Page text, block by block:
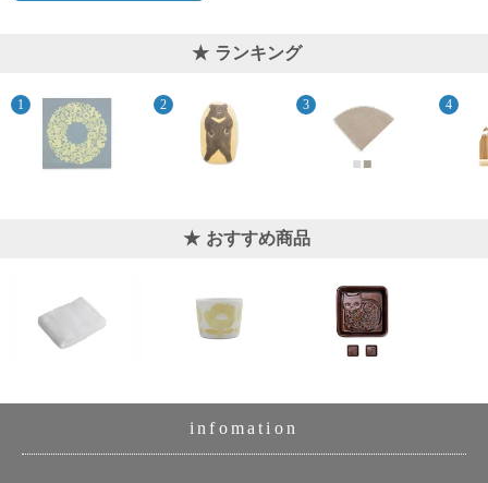
ランキング
おすすめ商品
infomation